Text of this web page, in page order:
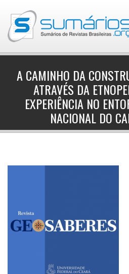
A CAMINHO DA
ATRAVÉS DA
EXPERIÊNCIA NO
NACIONAL DO